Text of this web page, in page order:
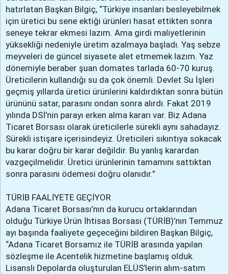
hatırlatan Başkan Bilgiç, “Türkiye insanları besleyebilmek
için üretici bu sene ektiği ürünleri hasat ettikten sonra
seneye tekrar ekmesi lazım. Ama girdi maliyetlerinin
yüksekliği nedeniyle üretim azalmaya başladı. Yaş sebze
meyveleri de güncel siyasete alet etmemek lazım. Yaz
dönemiyle beraber şuan domates tarlada 60-70 kuruş.
Üreticilerin kullandığı su da çok önemli. Devlet Su İşleri
geçmiş yıllarda üretici ürünlerini kaldırdıktan sonra bütün
ürününü satar, parasını ondan sonra alırdı. Fakat 2019
yılında DSİ’nin parayı erken alma kararı var. Biz Adana
Ticaret Borsası olarak üreticilerle sürekli aynı sahadayız.
Sürekli istişare içerisindeyiz. Üreticileri sıkıntıya sokacak
bu karar doğru bir karar değildir. Bu yanlış karardan
vazgeçilmelidir. Üretici ürünlerinin tamamını sattıktan
sonra parasını ödemesi doğru olanıdır.”
TÜRİB FAALİYETE GEÇİYOR
Adana Ticaret Borsası’nın da kurucu ortaklarından
olduğu Türkiye Ürün İhtisas Borsası (TÜRİB)’nın Temmuz
ayı başında faaliyete geçeceğini bildiren Başkan Bilgiç,
“Adana Ticaret Borsamız ile TÜRİB arasında yapılan
sözleşme ile Acentelik hizmetine başlamış olduk.
Lisanslı Depolarda oluşturulan ELÜS’lerin alım-satım